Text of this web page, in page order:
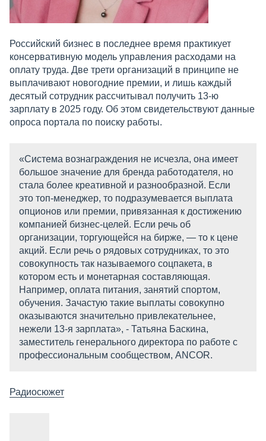
Российский бизнес в последнее время практикует
консервативную модель управления расходами на
оплату труда. Две трети организаций в принципе не
выплачивают новогодние премии, и лишь каждый
десятый сотрудник рассчитывал получить 13-ю
зарплату в 2025 году. Об этом свидетельствуют данные
опроса портала по поиску работы.
«Система вознаграждения не исчезла, она имеет
большое значение для бренда работодателя, но
стала более креативной и разнообразной. Если
это топ-менеджер, то подразумевается выплата
опционов или премии, привязанная к достижению
компанией бизнес-целей. Если речь об
организации, торгующейся на бирже, — то к цене
акций. Если речь о рядовых сотрудниках, то это
совокупность так называемого соцпакета, в
котором есть и монетарная составляющая.
Например, оплата питания, занятий спортом,
обучения. Зачастую такие выплаты совокупно
оказываются значительно привлекательнее,
нежели 13-я зарплата», - Татьяна Баскина,
заместитель генерального директора по работе с
профессиональным сообществом, ANCOR.
Радиосюжет